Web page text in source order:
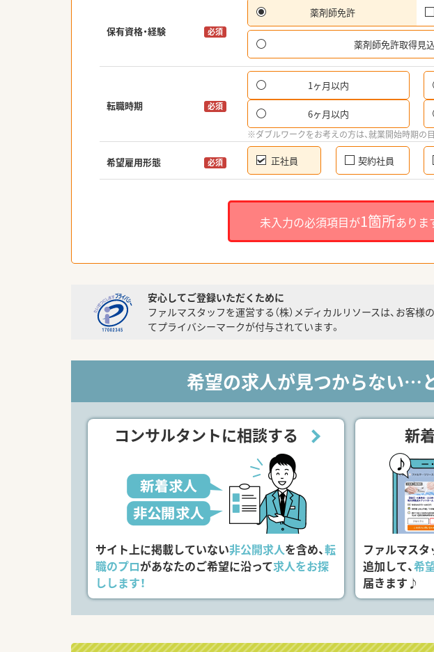
保有資格・経験 必須
薬剤師免許
薬剤師免許取得見込
転職時期 必須
1ヶ月以内
6ヶ月以内
※ダブルワークをお考えの方は、就業開始時期の
希望雇用形態 必須 正社員 契約社員
未入力の必須項目が1箇所ありま
安心してご登録いただくために
ファルマスタッフを運営する（株）メディカルリソースは、お客
てプライバシーマークが付与されています。
希望の求人が見つからない…
コンサルタントに相談する
サイト上に掲載していない非公開求人を含め、転
職のプロがあなたのご希望に沿って求人をお探
しします！
新
ファルマス
追加して、希
届きます♪